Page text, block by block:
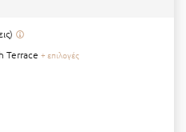
Terrace + επιλογές